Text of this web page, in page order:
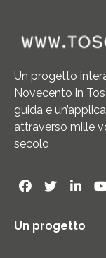
Un progetto
Novecento in
guida e
attraverso mille
secolo
Un progetto